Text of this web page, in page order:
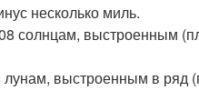
несколько миль.
солнцам, выстроенным
выстроенным в ряд